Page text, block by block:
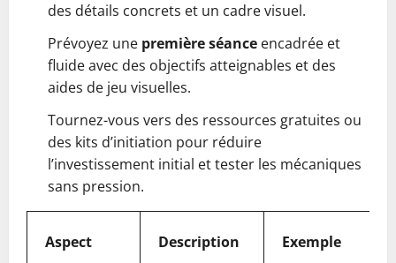
des détails concrets et un cadre visuel.
Prévoyez une première séance encadrée et
fluide avec des objectifs atteignables et des
aides de jeu visuelles.
Tournez-vous vers des ressources gratuites ou
des kits d’initiation pour réduire
l’investissement initial et tester les mécaniques
sans pression.
Aspect Description Exemple